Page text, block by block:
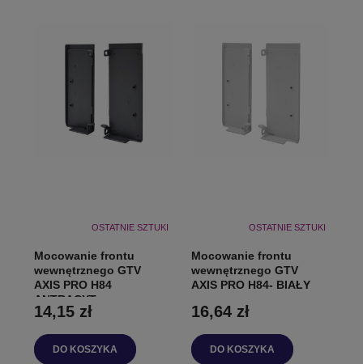
OSTATNIE SZTUKI
Mocowanie frontu
wewnętrznego GTV
AXIS PRO H84
ANTRACYT
14,15 zł
DO KOSZYKA
OSTATNIE SZTUKI
Mocowanie frontu
wewnętrznego GTV
AXIS PRO H84- BIAŁY
16,64 zł
DO KOSZYKA